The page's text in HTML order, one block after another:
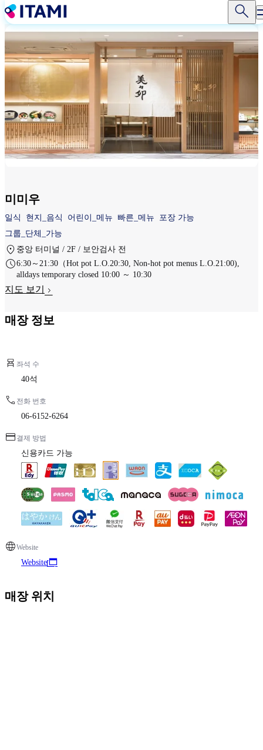
주
요
콘
텐
츠
로
너
뛰
기
미미우
일식 현지_음식 어린이_메뉴 빠른_메뉴
포장 가능
그룹_단체_가능
중앙 터미널 / 2F / 보안검사 전
6:30～21:30（Hot pot L.O.20:30, Non-hot pot menus L.O.21:00),
alldays temporary closed 10:00 ～ 10:30
지도 보기
매장 정보
좌석 수
40석
전화 번호
06-6152-6264
결제 방법
신용카드 가능
Website
Website
매장 위치